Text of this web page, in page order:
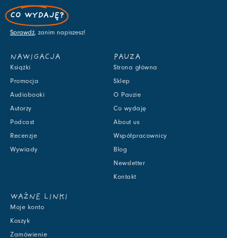
CO WYDAJĘ?
Sprawdź, zanim napiszesz!
NAWIGACJA
Książki
Promocja
Audiobooki
Autorzy
Podcast
Recenzje
Wywiady
PAUZA
Strona główna
Sklep
O Pauzie
Co wydaję
About us
Współpracownicy
Blog
Newsletter
Kontakt
WAŻNE LINKI
Moje konto
Koszyk
Zamówienie